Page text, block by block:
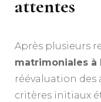
attentes
Après plusieurs
matrimoniales à
réévaluation des
critères initiaux